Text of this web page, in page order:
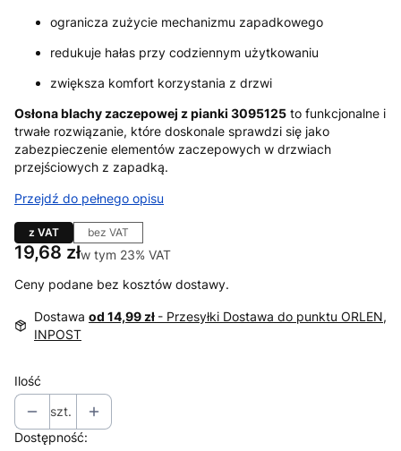
ogranicza zużycie mechanizmu zapadkowego
redukuje hałas przy codziennym użytkowaniu
zwiększa komfort korzystania z drzwi
Osłona blachy zaczepowej z pianki 3095125 to funkcjonalne i
trwałe rozwiązanie, które doskonale sprawdzi się jako
zabezpieczenie elementów zaczepowych w drzwiach
przejściowych z zapadką.
Przejdź do pełnego opisu
z VAT bez VAT
Cena
19,68 złw tym 23% VAT
w tym 23% VAT
Ceny podane bez kosztów dostawy.
Dostawa od 14,99 zł - Przesyłki Dostawa do punktu ORLEN,
INPOST
Ilość
szt.
Dostępność: